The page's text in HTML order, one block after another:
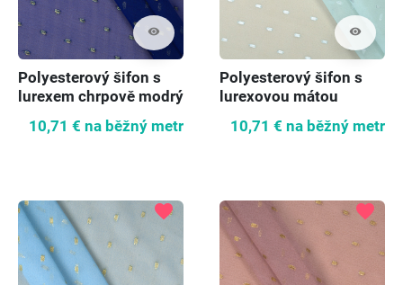
visibility
Polyesterový šifon s
lurexem chrpově modrý
10,71 € na běžný metr
visibility
Polyesterový šifon s
lurexovou mátou
10,71 € na běžný metr
favorite favorite